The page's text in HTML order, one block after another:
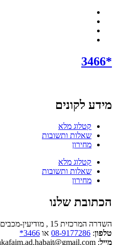
*3466
מידע לקונים
קטלוג מלא
שאלות ותשובות
מחירון
קטלוג מלא
שאלות ותשובות
מחירון
הכתובת שלנו
השדרה המרכזית 15 , מודיעין-מכבים-רעות
טלפון:
08-9177286 או 3466*
מייל: mishkafaim.ad.habait@gmail.com